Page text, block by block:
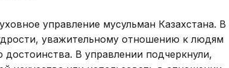
управление мусульман Казахстана. В
уважительному отношению к людям
В управлении подчеркнули,